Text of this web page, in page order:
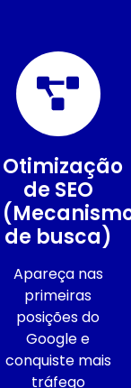
Otimização
de SEO
de busca)
Apareça nas
primeiras
posições do
Google e
conquiste mais
tráfego